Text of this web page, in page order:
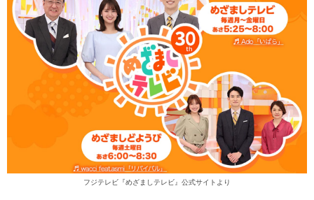
フジテレビ『めざましテレビ』公式サイトより